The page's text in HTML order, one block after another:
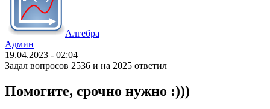
Алгебра
Админ
19.04.2023 - 02:04
Задал вопросов 2536 и на 2025 ответил
Помогите, срочно нужно :)))